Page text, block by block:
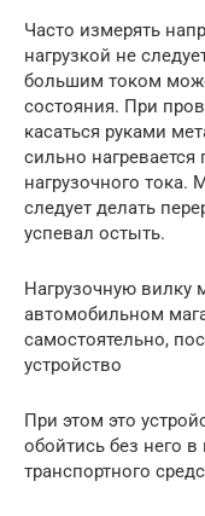
Часто измерять
нагрузкой не
большим током
состояния. При
касаться руками
сильно
нагрузочного
следует делать
успевал остыть.
Нагрузочную вилку
автомобильном
самостоятельно,
устройство
При этом это
обойтись без него
транспортного